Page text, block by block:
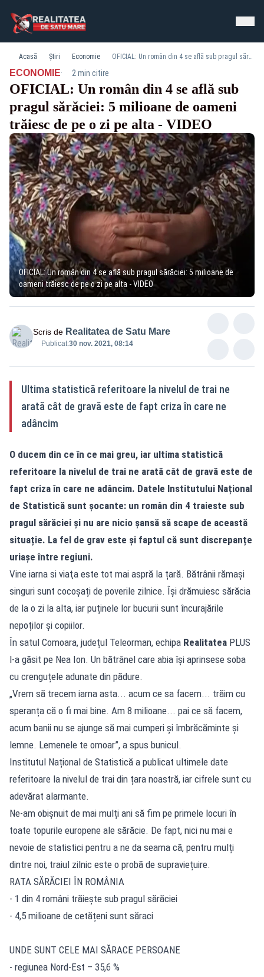
Acasă Știri Economie OFICIAL: Un român din 4 se află sub pragul sărăciei: 5 milioane de oameni trăiesc de pe o zi pe alta - VIDEO
ECONOMIE· 2 min citire
OFICIAL: Un român din 4 se află sub
pragul sărăciei: 5 milioane de oameni
trăiesc de pe o zi pe alta - VIDEO
OFICIAL: Un român din 4 se află sub pragul sărăciei: 5 milioane de
oameni trăiesc de pe o zi pe alta - VIDEO
Scris de Realitatea de Satu Mare
Publicat:30 nov. 2021, 08:14
Ultima statistică referitoare la nivelul de trai ne
arată cât de gravă este de fapt criza în care ne
adâncim
O ducem din ce în ce mai greu, iar ultima statistică
referitoare la nivelul de trai ne arată cât de gravă este de
fapt criza în care ne adâncim. Datele Institutului Național
de Statistică sunt șocante: un român din 4 traieste sub
pragul sărăciei și nu are nicio șansă să scape de această
situație. La fel de grav este și faptul că sunt discrepanțe
uriașe între regiuni.
Vine iarna si viaţa este tot mai aspră la țară. Bătrânii rămaşi
singuri sunt cocoșați de poverile zilnice. Îşi drămuiesc sărăcia
de la o zi la alta, iar puținele lor bucurii sunt încurajările
nepoților și copiilor.
În satul Comoara, județul Teleorman, echipa Realitatea PLUS
l-a găsit pe Nea Ion. Un bătrânel care abia își aprinsese soba
cu crenguțele adunate din pădure.
„Vrem să trecem iarna asta... acum ce sa facem... trăim cu
speranța că o fi mai bine. Am 8 milioane... pai ce să facem,
acum banii nu se ajunge să mai cumperi și îmbrăcăminte și
lemne. Lemenele te omoar”, a spus bunicul.
Institutul Național de Statistică a publicat ultimele date
referitoare la nivelul de trai din țara noastră, iar cifrele sunt cu
adevărat alarmante.
Ne-am obișnuit de mai mulți ani să fim pe primele locuri în
toate topurile europene ale sărăcie. De fapt, nici nu mai e
nevoie de statistici pentru a ne da seama că, pentru mulți
dintre noi, traiul zilnic este o probă de supraviețuire.
RATA SĂRĂCIEI ÎN ROMÂNIA
- 1 din 4 români trăiește sub pragul sărăciei
- 4,5 milioane de cetățeni sunt săraci
UNDE SUNT CELE MAI SĂRACE PERSOANE
- regiunea Nord-Est – 35,6 %